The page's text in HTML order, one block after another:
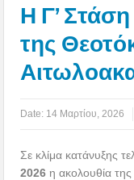
Η Γ’
της
Date: 14 Μαρτίου, 2026
Σε κλίμα κατάνυξης
2026 η ακολουθία